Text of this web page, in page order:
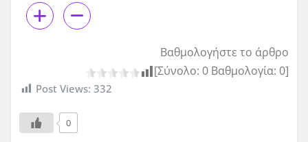
Βαθμολογήστε το άρθρο
[Σύνολο: 0 Βαθμολογία: 0]
Post Views: 332
0